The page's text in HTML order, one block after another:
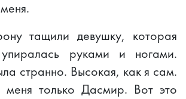
тащили девушку, которая
руками и ногами.
странно. Высокая, как я сам.
только Дасмир. Вот это